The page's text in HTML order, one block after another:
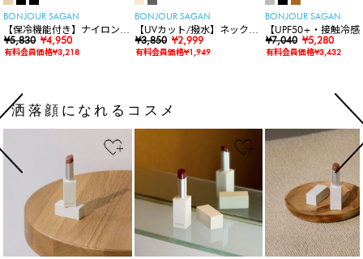
BONJOUR SAGAN
【保冷機能付き】ナイロンシ
ョルダーバッグ
¥5,830 ¥4,950
有料会員価格¥3,218
BONJOUR SAGAN
【UVカット/撥水】ネックカ
バー付きワイドリムハット
¥3,850 ¥2,999
有料会員価格¥1,949
BONJOUR SAGAN
【UPF50+・接触冷感
水】【水陸両用】ラ
ードロンパース
¥7,040 ¥5,280
有料会員価格¥3,432
洒落顔になれるコスメ